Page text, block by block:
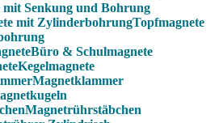
mit Senkung und Bohrung
Topfmagnete
Büro & Schulmagnete
Kegelmagnete
Magnetklammer
Magnetrührstäbchen